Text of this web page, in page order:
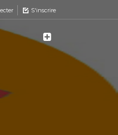
S'inscrire